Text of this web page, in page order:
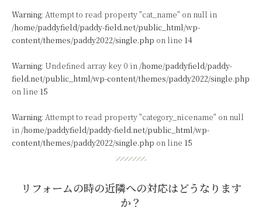
Warning: Attempt to read property "cat_name" on null in
/home/paddyfield/paddy-field.net/public_html/wp-
content/themes/paddy2022/single.php on line 14
Warning: Undefined array key 0 in /home/paddyfield/paddy-
field.net/public_html/wp-content/themes/paddy2022/single.php
on line 15
Warning: Attempt to read property "category_nicename" on null
in /home/paddyfield/paddy-field.net/public_html/wp-
content/themes/paddy2022/single.php on line 15
リフォームの時の近隣への対応はどうなります
か？